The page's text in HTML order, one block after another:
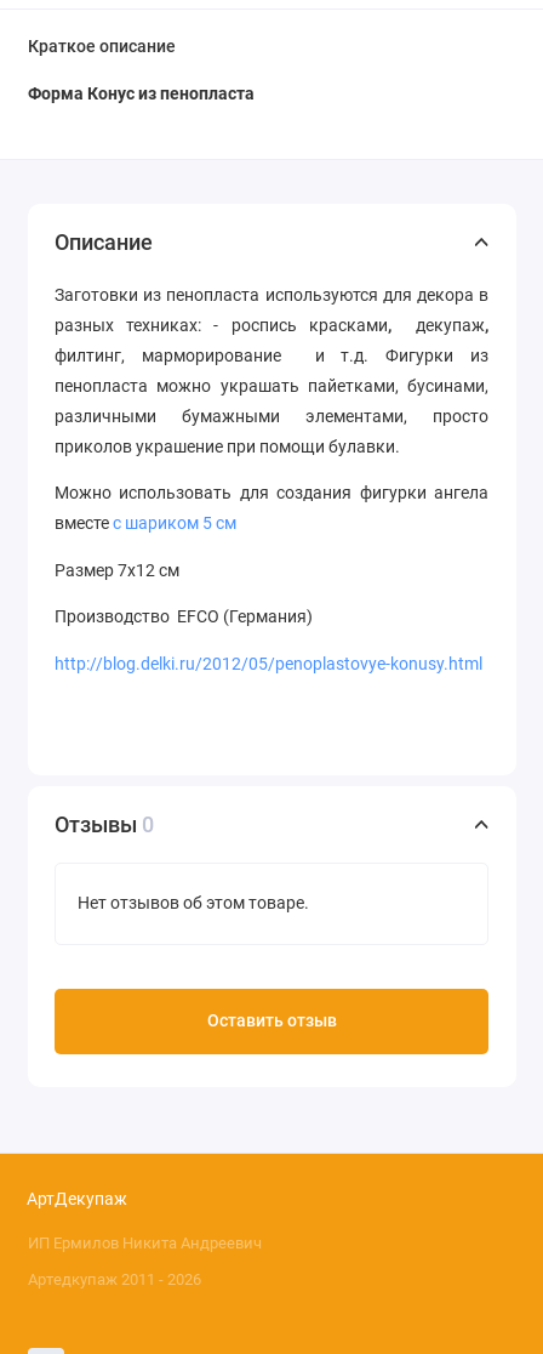
Краткое описание
Форма Конус из пенопласта
Описание
Заготовки из пенопласта используются для декора в
разных техниках: - роспись красками, декупаж,
филтинг, марморирование и т.д. Фигурки из
пенопласта можно украшать пайетками, бусинами,
различными бумажными элементами, просто
приколов украшение при помощи булавки.
Можно использовать для создания фигурки ангела
вместес шариком 5 см
Размер 7х12 см
Производство EFCO (Германия)
http://blog.delki.ru/2012/05/penoplastovye-konusy.html
Отзывы 0
Нет отзывов об этом товаре.
Оставить отзыв
АртДекупаж
ИП Ермилов Никита Андреевич
Артедкупаж 2011 - 2026